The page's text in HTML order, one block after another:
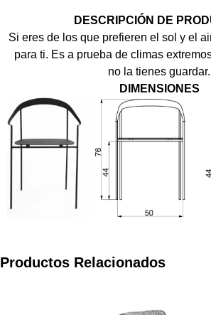
DESCRIPCIÓN DE
Si eres de los que prefieren el sol y el
para ti. Es a prueba de climas
no la tienes guardar.
DIMENSIONES
Productos Relacionados